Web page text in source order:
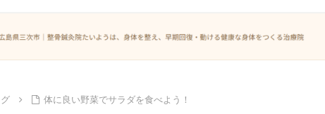
体に良い野菜でサラダを食べよう！